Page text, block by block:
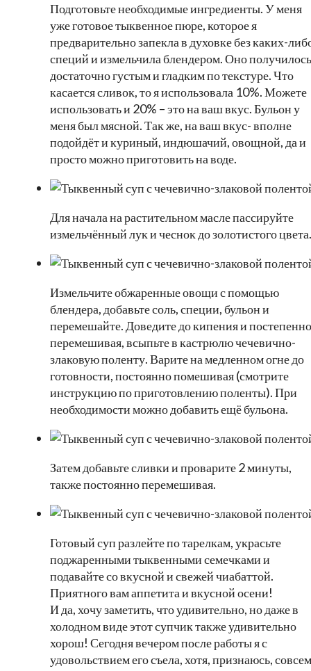
Подготовьте необходимые ингредиенты. У меня
уже готовое тыквенное пюре, которое я
предварительно запекла в духовке без каких-
специй и измельчила блендером. Оно получилось
достаточно густым и гладким по текстуре. Что
касается сливок, то я использовала 10%. Можете
использовать и 20% – это на ваш вкус. Бульон у
меня был мясной. Так же, на ваш вкус- вполне
подойдёт и куриный, индюшачий, овощной, да и
просто можно приготовить на воде.
Для начала на растительном масле пассируйте
измельчённый лук и чеснок до золотистого цвета.
Измельчите обжаренные овощи с помощью
блендера, добавьте соль, специи, бульон и
перемешайте. Доведите до кипения и
перемешивая, всыпьте в кастрюлю чечевично-
злаковую поленту. Варите на медленном огне до
готовности, постоянно помешивая (смотрите
инструкцию по приготовлению поленты). При
необходимости можно добавить ещё бульона.
Затем добавьте сливки и проварите 2 минуты,
также постоянно перемешивая.
Готовый суп разлейте по тарелкам, украсьте
поджаренными тыквенными семечками и
подавайте со вкусной и свежей чиабаттой.
Приятного вам аппетита и вкусной осени!
И да, хочу заметить, что удивительно, но даже в
холодном виде этот супчик также удивительно
хорош! Сегодня вечером после работы я с
удовольствием его съела, хотя, признаюсь, совсем